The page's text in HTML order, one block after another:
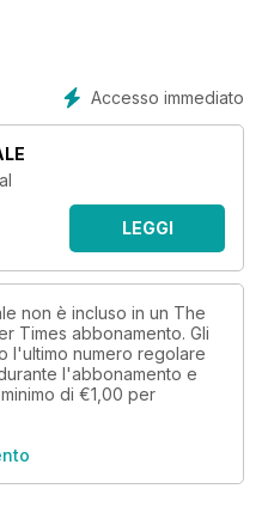
Accesso immediato
LEGGI
non è incluso in un The
Times abbonamento. Gli
l'ultimo numero regolare
l'abbonamento e
di €1,00 per